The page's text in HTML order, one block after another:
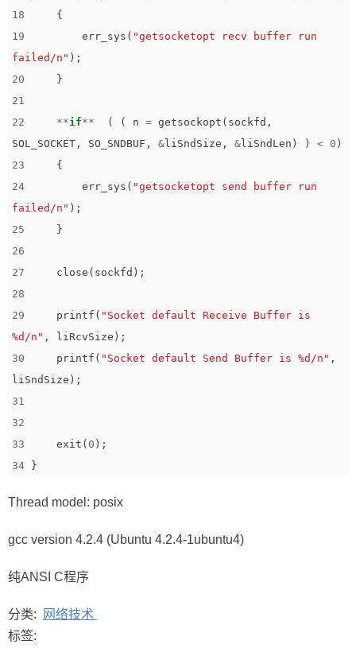
18
{
19
err_sys ( "getsocketopt recv buffer run
failed/n" );
20
}
21
22
**if** ( ( n = getsockopt ( sockfd ,
SOL_SOCKET , SO_SNDBUF , & liSndSize , & liSndLen ) ) < 0 )
23
{
24
err_sys ( "getsocketopt send buffer run
failed/n" );
25
}
26
27
close ( sockfd );
28
29
printf ( "Socket default Receive Buffer is
%d/n" , liRcvSize );
30
printf ( "Socket default Send Buffer is %d/n" ,
liSndSize );
31
32
33
exit ( 0 );
34
}
Thread model: posix
gcc version 4.2.4 (Ubuntu 4.2.4-1ubuntu4)
纯ANSI C程序
分类:
网络技术
标签: